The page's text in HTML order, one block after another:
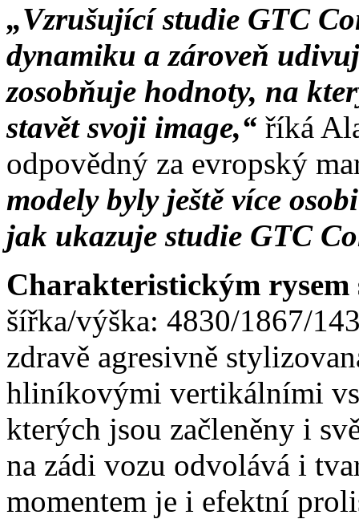
„Vzrušující studie GTC
dynamiku a zároveň
zosobňuje hodnoty, na
stavět svoji image,“ říká
odpovědný za evropský
modely byly ještě více
jak ukazuje studie GTC
Charakteristickým
šířka/výška: 4830/1867/
zdravě agresivně
hliníkovými vertikálními
kterých jsou začleněny i
na zádi vozu odvolává i
momentem je i efektní